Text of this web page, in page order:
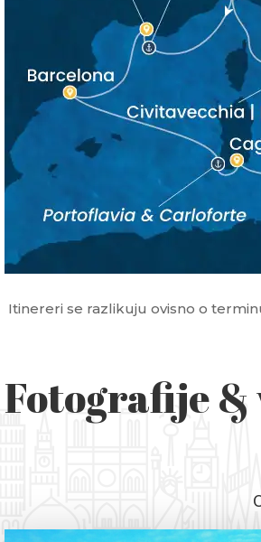
Itinereri se razlikuju ovisno o
Fotografije &